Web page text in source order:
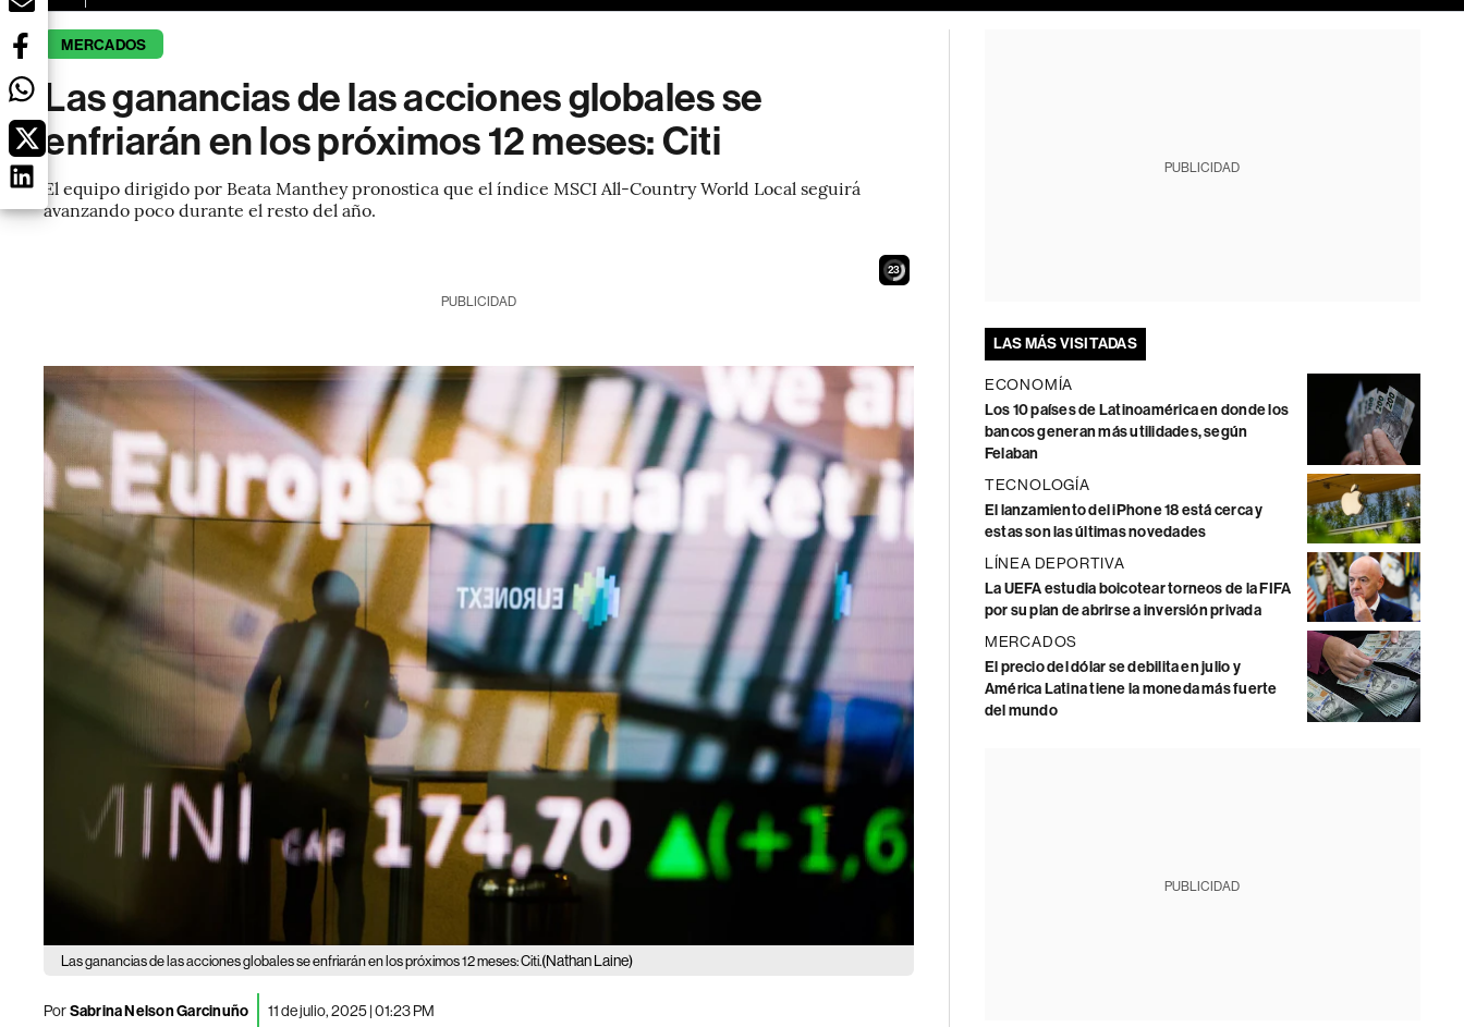
MERCADOS
Las ganancias de las acciones globales se
enfriarán en los próximos 12 meses: Citi
El equipo dirigido por Beata Manthey pronostica que el índice MSCI All-Country World Local seguirá
avanzando poco durante el resto del año.
21
PUBLICIDAD
Las ganancias de las acciones globales se enfriarán en los próximos 12 meses: Citi.(Nathan Laine)
PorSabrina Nelson Garcinuño 11 de julio, 2025 | 01:23 PM
PUBLICIDAD
LAS MÁS VISITADAS
ECONOMÍA
Los 10 países de Latinoamérica en donde los
bancos generan más utilidades, según
Felaban
TECNOLOGÍA
El lanzamiento del iPhone 18 está cerca y
estas son las últimas novedades
LÍNEA DEPORTIVA
La UEFA estudia boicotear torneos de la FIFA
por su plan de abrirse a inversión privada
MERCADOS
El precio del dólar se debilita en julio y
América Latina tiene la moneda más fuerte
del mundo
PUBLICIDAD